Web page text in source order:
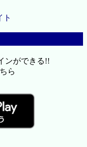
ト
ンができる!!
ら